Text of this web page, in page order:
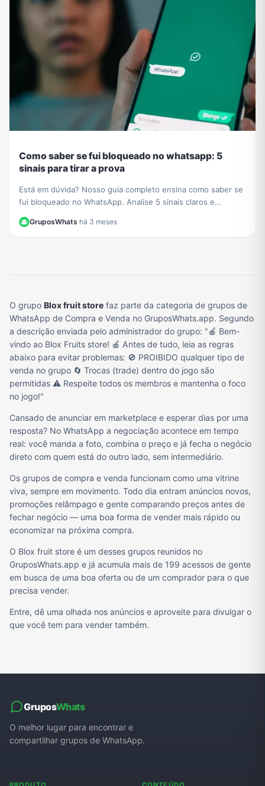
Como saber se fui bloqueado no whatsapp: 5
sinais para tirar a prova
Está em dúvida? Nosso guia completo ensina como saber se
fui bloqueado no WhatsApp. Analise 5 sinais claros e
GruposWhats·há 3 meses
O grupo Blox fruit store faz parte da categoria de grupos de
WhatsApp de Compra e Venda no GruposWhats.app. Segundo
a descrição enviada pelo administrador do grupo: "🍎 Bem-
vindo ao Blox Fruits store! 🍎 Antes de tudo, leia as regras
abaixo para evitar problemas: 🚫 PROIBIDO qualquer tipo de
venda no grupo 🔄 Trocas (trade) dentro do jogo são
permitidas ⚠️ Respeite todos os membros e mantenha o foco
no jogo!"
Cansado de anunciar em marketplace e esperar dias por uma
resposta? No WhatsApp a negociação acontece em tempo
real: você manda a foto, combina o preço e já fecha o negócio
direto com quem está do outro lado, sem intermediário.
Os grupos de compra e venda funcionam como uma vitrine
viva, sempre em movimento. Todo dia entram anúncios novos,
promoções relâmpago e gente comparando preços antes de
fechar negócio — uma boa forma de vender mais rápido ou
economizar na próxima compra.
O Blox fruit store é um desses grupos reunidos no
GruposWhats.app e já acumula mais de 199 acessos de gente
em busca de uma boa oferta ou de um comprador para o que
precisa vender.
Entre, dê uma olhada nos anúncios e aproveite para divulgar o
que você tem para vender também.
GruposWhats
O melhor lugar para encontrar e
compartilhar grupos de WhatsApp.